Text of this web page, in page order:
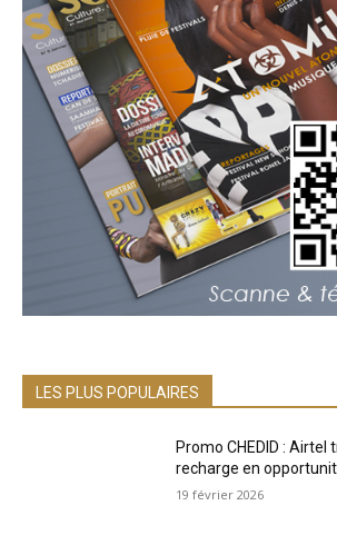
LES PLUS POPULAIRES
Promo CHEDID :
recharge en
19 février 2026